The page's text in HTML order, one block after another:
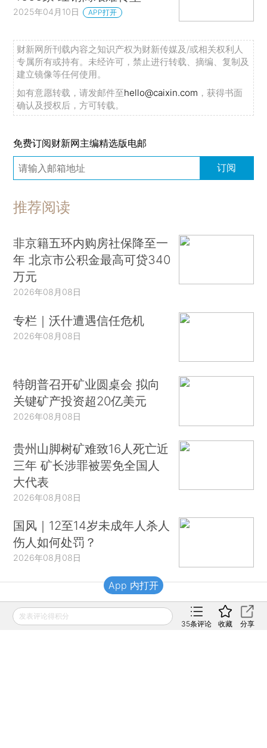
2025年04月10日 APP打开
财新网所刊载内容之知识产权为财新传媒及/或相关权利人
专属所有或持有。未经许可，禁止进行转载、摘编、复制及
建立镜像等任何使用。
如有意愿转载，请发邮件至hello@caixin.com ，获得书面
确认及授权后，方可转载。
免费订阅财新网主编精选版电邮
订阅
推荐阅读
非京籍五环内购房社保降至一
年 北京市公积金最高可贷340
万元
2026年08月08日
专栏｜沃什遭遇信任危机
2026年08月08日
特朗普召开矿业圆桌会 拟向
关键矿产投资超20亿美元
2026年08月08日
贵州山脚树矿难致16人死亡近
三年 矿长涉罪被罢免全国人
大代表
2026年08月08日
国风｜12至14岁未成年人杀人
伤人如何处罚？
2026年08月08日
财新移动
发表评论得积分
35条评论 收藏 分享
App 内打开